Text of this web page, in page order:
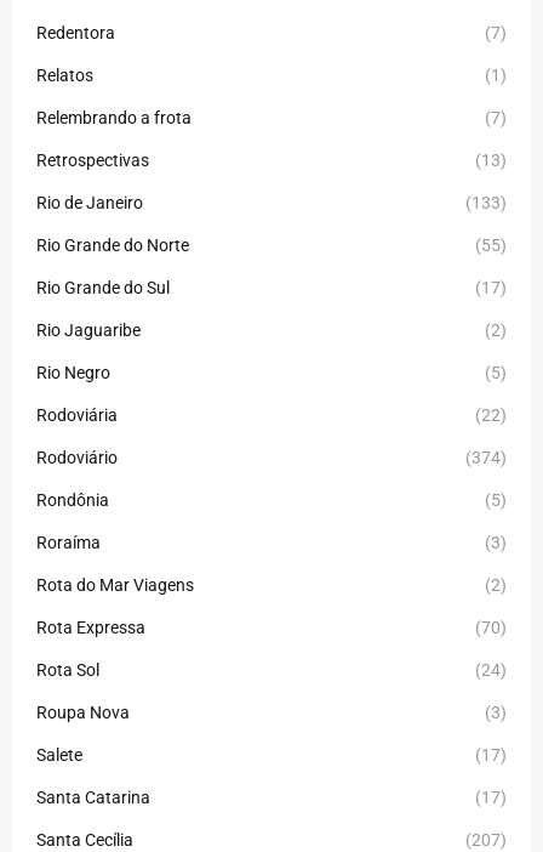
Redentora (7)
Relatos (1)
Relembrando a frota (7)
Retrospectivas (13)
Rio de Janeiro (133)
Rio Grande do Norte (55)
Rio Grande do Sul (17)
Rio Jaguaribe (2)
Rio Negro (5)
Rodoviária (22)
Rodoviário (374)
Rondônia (5)
Roraíma (3)
Rota do Mar Viagens (2)
Rota Expressa (70)
Rota Sol (24)
Roupa Nova (3)
Salete (17)
Santa Catarina (17)
Santa Cecília (207)